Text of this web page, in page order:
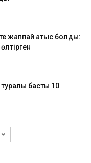
жаппай атыс болды:
басты 10